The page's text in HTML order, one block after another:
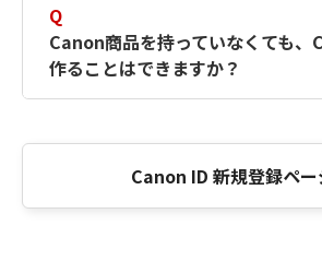
Q
Canon商品を持っていなくても、
作ることはできますか？
Canon ID 新規登録ペー